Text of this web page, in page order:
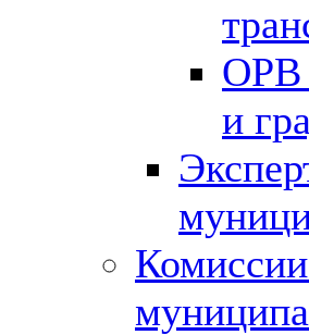
ОРВ
и